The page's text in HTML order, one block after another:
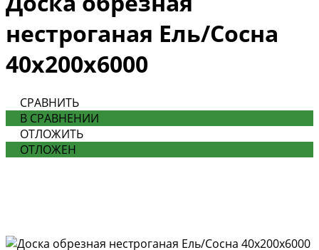
нестроганая Ель/Сосна
40х200х6000
СРАВНИТЬ
В СРАВНЕНИИ
ОТЛОЖИТЬ
ОТЛОЖЕН